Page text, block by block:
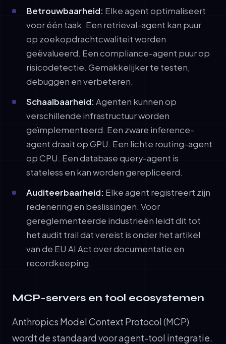
Betrouwbaarheid: Elke agent optimaliseert
voor één taak. Een retrieval-agent kan puur
op zoekopdrachtcwaliteit worden
geëvalueerd. Een compliance-agent puur op
risicodetectie. Gemakkelijker te testen,
debuggen en verbeteren.
Schaalbaarheid: Agenten kunnen op
verschillende infrastructuur worden
geïmplementeerd. Een zware inference-
agent draait op GPU. Een lichte routing-agent
op CPU. Een database query-agent is
stateless en kan worden gerepliceerd.
Auditeerbaarheid: Elke agent registreert zijn
redenering en beslissingen. Voor
gereglementeerde industrieën leidt dit tot
het audit trail dat vereist is onder het artikel
van de EU AI Act over documentatie en
recordkeeping.
MCP-servers en tool ecosystemen
Anthropics Model Context Protocol (MCP)
wordt de standaard voor agent-tool integratie.